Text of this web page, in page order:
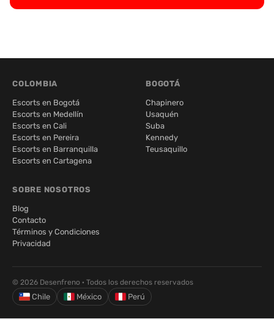
COLOMBIA
Escorts en Bogotá
Escorts en Medellín
Escorts en Cali
Escorts en Pereira
Escorts en Barranquilla
Escorts en Cartagena
BOGOTÁ
Chapinero
Usaquén
Suba
Kennedy
Teusaquillo
SOBRE NOSOTROS
Blog
Contacto
Términos y Condiciones
Privacidad
© 2026 Desenfreno · Todos los derechos reservados
Chile México Perú